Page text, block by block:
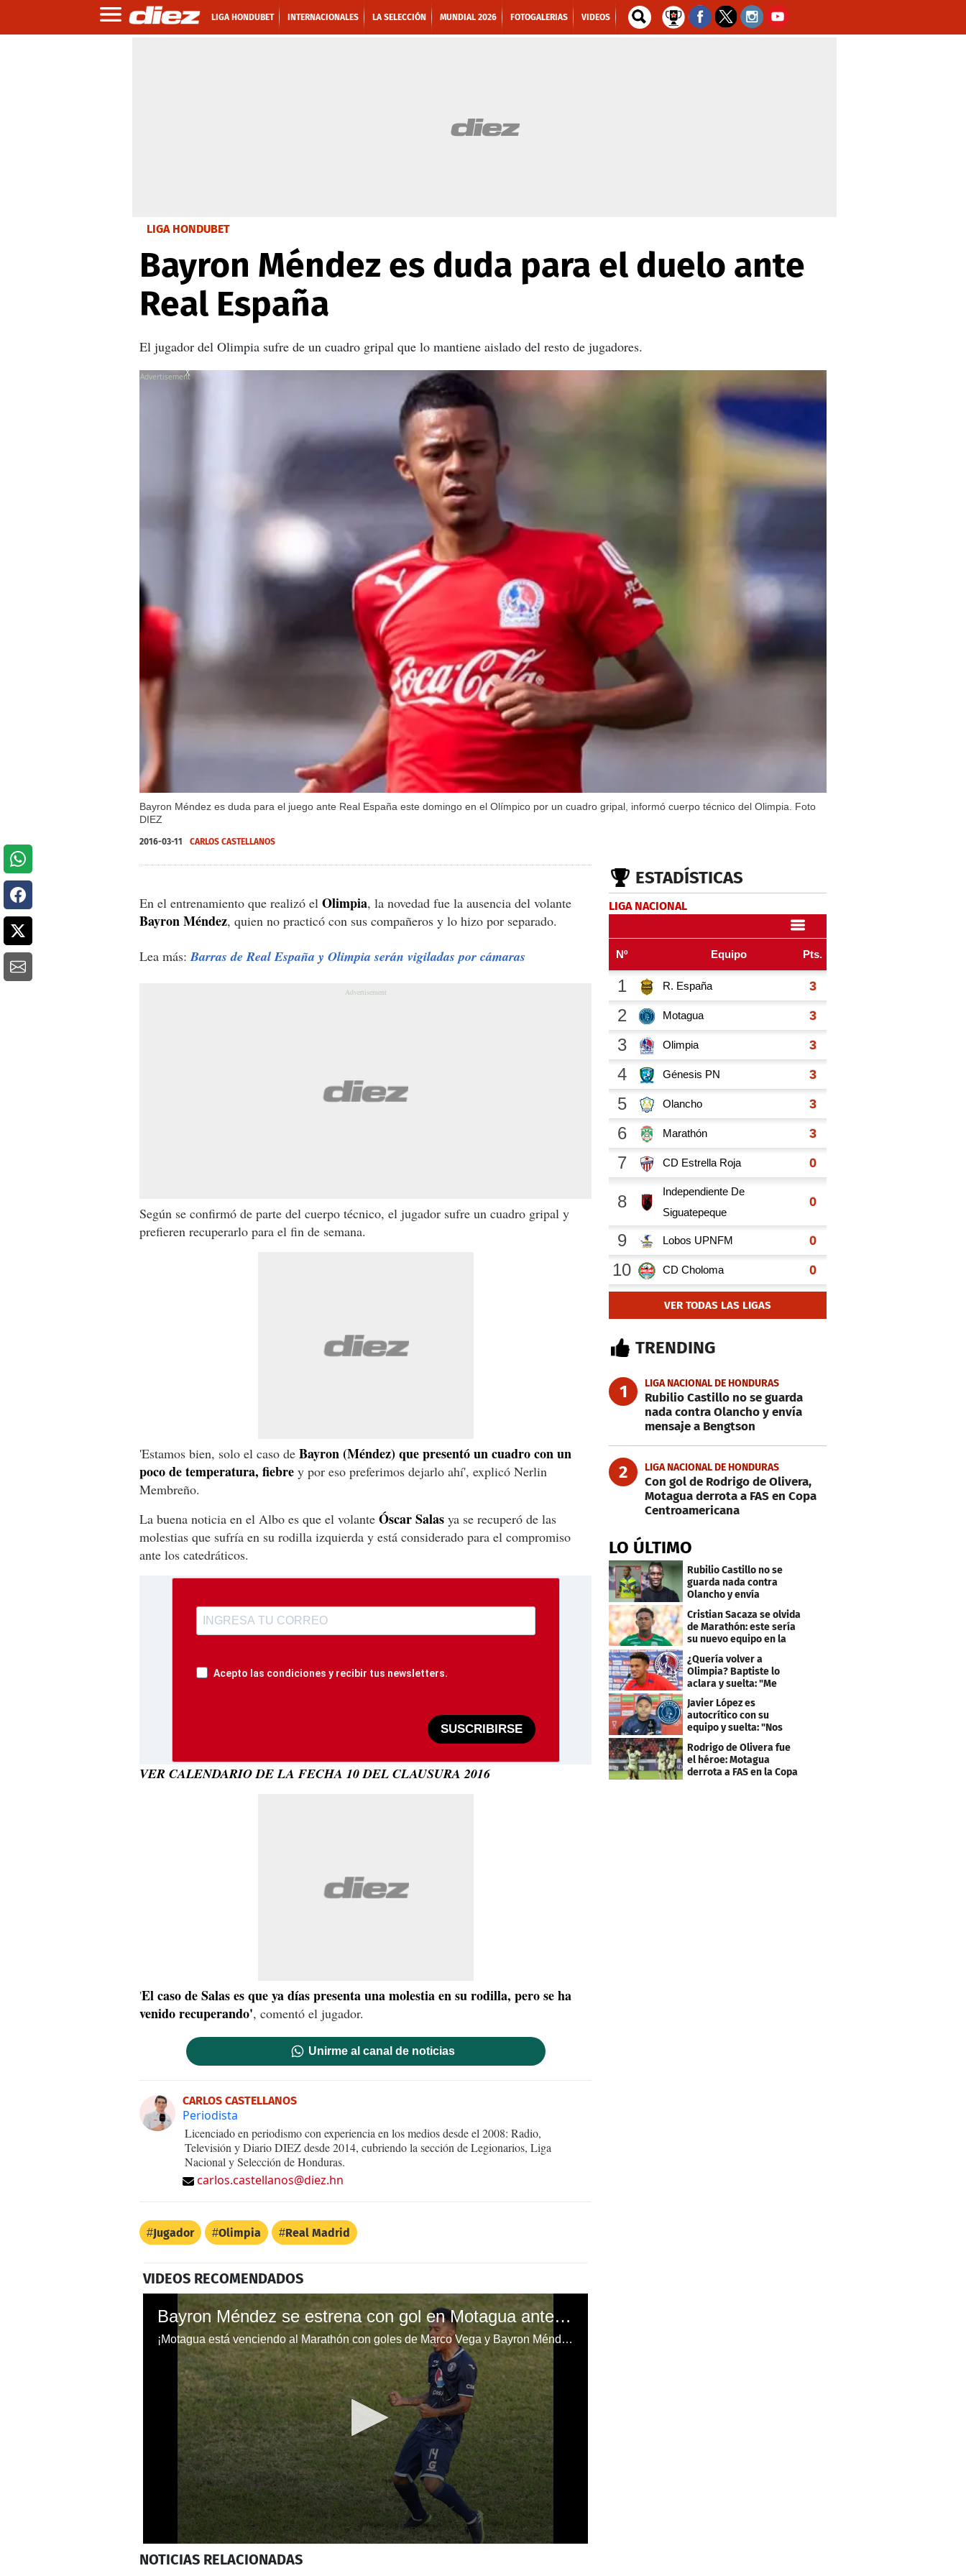
LIGA HONDUBET INTERNACIONALES LA SELECCIÓN MUNDIAL 2026 FOTOGALERIAS VIDEOS
LIGA HONDUBET
Bayron Méndez es duda para el duelo ante
Real España
El jugador del Olimpia sufre de un cuadro gripal que lo mantiene aislado del resto de jugadores.
Bayron Méndez es duda para el juego ante Real España este domingo en el Olímpico por un cuadro gripal, informó cuerpo técnico del Olimpia. Foto
DIEZ
X
2016-03-11 CARLOS CASTELLANOS
En el entrenamiento que realizó el Olimpia, la novedad fue la ausencia del volante
Bayron Méndez, quien no practicó con sus compañeros y lo hizo por separado.
Lea más:Barras de Real España y Olimpia serán vigiladas por cámaras
Según se confirmó de parte del cuerpo técnico, el jugador sufre un cuadro gripal y
prefieren recuperarlo para el fin de semana.
'Estamos bien, solo el caso de Bayron (Méndez) que presentó un cuadro con un
poco de temperatura, fiebre y por eso preferimos dejarlo ahí', explicó Nerlin
Membreño.
La buena noticia en el Albo es que el volante Óscar Salas ya se recuperó de las
molestias que sufría en su rodilla izquierda y está considerado para el compromiso
ante los catedráticos.
Acepto las condiciones y recibir tus newsletters.
SUSCRIBIRSE
VER CALENDARIO DE LA FECHA 10 DEL CLAUSURA 2016
'El caso de Salas es que ya días presenta una molestia en su rodilla, pero se ha
venido recuperando', comentó el jugador.
Unirme al canal de noticias
CARLOS CASTELLANOS
Periodista
Licenciado en periodismo con experiencia en los medios desde el 2008: Radio,
Televisión y Diario DIEZ desde 2014, cubriendo la sección de Legionarios, Liga
Nacional y Selección de Honduras.
carlos.castellanos@diez.hn
Jugador Olimpia Real Madrid
VIDEOS RECOMENDADOS
Bayron Méndez se estrena con gol en Motagua ante Marathón
¡Motagua está venciendo al Marathón con goles de Marco Vega y Bayron Méndez!
seconds
NOTICIAS RELACIONADAS
ESTADÍSTICAS
LIGA NACIONAL
VER TODAS LAS LIGAS
TRENDING
1 LIGA NACIONAL DE HONDURAS
Rubilio Castillo no se guarda
nada contra Olancho y envía
mensaje a Bengtson
2 LIGA NACIONAL DE HONDURAS
Con gol de Rodrigo de Olivera,
Motagua derrota a FAS en Copa
Centroamericana
LO ÚLTIMO
Rubilio Castillo no se
guarda nada contra
Olancho y envía
mensaje a Bengtson
Cristian Sacaza se olvida
de Marathón: este sería
su nuevo equipo en la
Liga Nacional
¿Quería volver a
Olimpia? Baptiste lo
aclara y suelta: "Me
faltaba un equipo
grande"
Javier López es
autocrítico con su
equipo y suelta: "Nos
costó muchísimo..."
Rodrigo de Olivera fue
el héroe: Motagua
derrota a FAS en la Copa